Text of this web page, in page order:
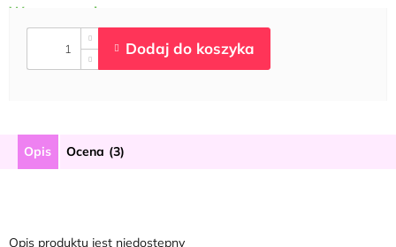
Opis Ocena (3)
Opis produktu jest niedostępny